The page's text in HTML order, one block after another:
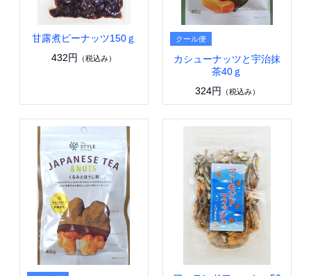
甘露煮ピーナッツ150ｇ
432円
（税込み）
カシューナッツと宇治抹
茶40ｇ
324円
（税込み）